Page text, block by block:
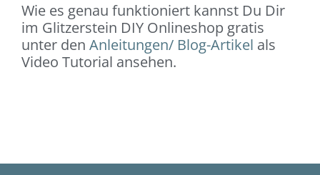
Wie es genau funktioniert kannst Du Dir
im Glitzerstein DIY Onlineshop gratis
unter den Anleitungen/ Blog-Artikel als
Video Tutorial ansehen.